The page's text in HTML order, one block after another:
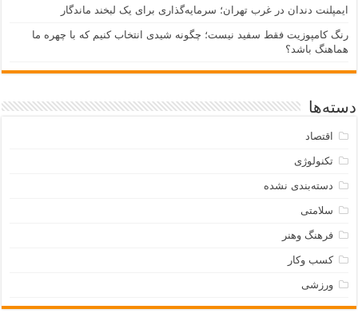
ایمپلنت دندان در غرب تهران؛ سرمایه‌گذاری برای یک لبخند ماندگار
رنگ کامپوزیت فقط سفید نیست؛ چگونه شیدی انتخاب کنیم که با چهره ما
هماهنگ باشد؟
دسته‌ها
اقتصاد
تکنولوژی
دسته‌بندی نشده
سلامتی
فرهنگ وهنر
کسب وکار
ورزشی